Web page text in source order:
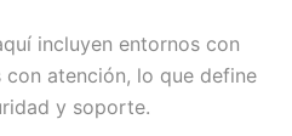
incluyen entornos con
atención, lo que define
y soporte.